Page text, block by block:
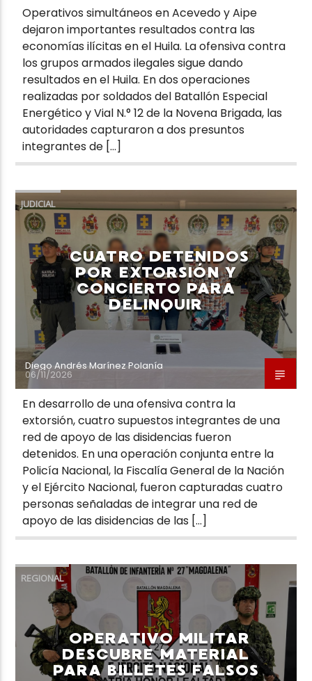
Operativos simultáneos en Acevedo y Aipe
dejaron importantes resultados contra las
economías ilícitas en el Huila. La ofensiva contra
los grupos armados ilegales sigue dando
resultados en el Huila. En dos operaciones
realizadas por soldados del Batallón Especial
Energético y Vial N.° 12 de la Novena Brigada, las
autoridades capturaron a dos presuntos
integrantes de […]
JUDICIAL
CUATRO DETENIDOS
POR EXTORSIÓN Y
CONCIERTO PARA
DELINQUIR
Diego Andrés Marínez Polanía
06/11/2026
En desarrollo de una ofensiva contra la
extorsión, cuatro supuestos integrantes de una
red de apoyo de las disidencias fueron
detenidos. En una operación conjunta entre la
Policía Nacional, la Fiscalía General de la Nación
y el Ejército Nacional, fueron capturadas cuatro
personas señaladas de integrar una red de
apoyo de las disidencias de las […]
REGIONAL
OPERATIVO MILITAR
DESCUBRE MATERIAL
PARA BILLETES FALSOS